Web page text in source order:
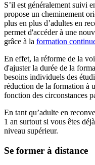
S’il est généralement suivi
propose un cheminement
plus en plus d’adultes en
permet d'accéder à une
grâce à la formation
En effet, la réforme de la
d'ajuster la durée de la
besoins individuels des
réduction de la formation à
fonction des circonstances
En tant qu’adulte en
1 an surtout si vous êtes
niveau supérieur.
Se former à distance